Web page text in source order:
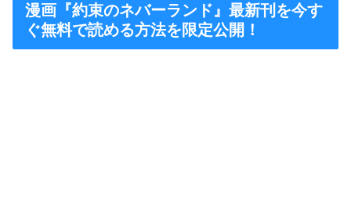
漫画『約束のネバーランド』最新刊を今す
ぐ無料で読める方法を限定公開！